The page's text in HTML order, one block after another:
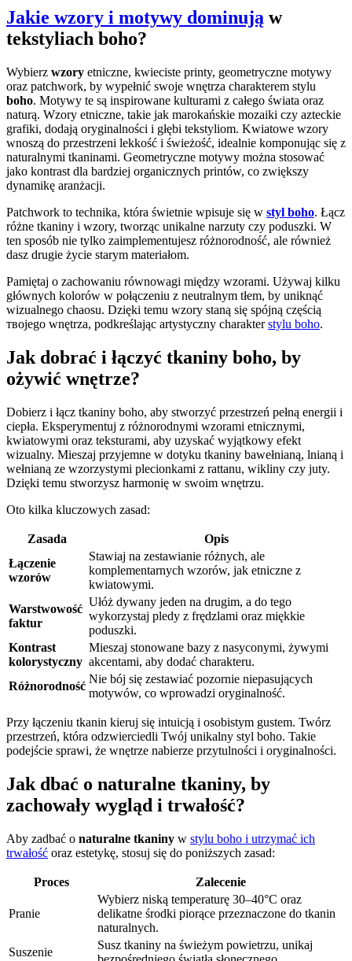
Jakie wzory i motywy dominują w
tekstyliach boho?
Wybierz wzory etniczne, kwieciste printy, geometryczne motywy
oraz patchwork, by wypełnić swoje wnętrza charakterem stylu
boho. Motywy te są inspirowane kulturami z całego świata oraz
naturą. Wzory etniczne, takie jak marokańskie mozaiki czy azteckie
grafiki, dodają oryginalności i głębi tekstyliom. Kwiatowe wzory
wnoszą do przestrzeni lekkość i świeżość, idealnie komponując się z
naturalnymi tkaninami. Geometryczne motywy można stosować
jako kontrast dla bardziej organicznych printów, co zwiększy
dynamikę aranżacji.
Patchwork to technika, która świetnie wpisuje się w styl boho. Łącz
różne tkaniny i wzory, tworząc unikalne narzuty czy poduszki. W
ten sposób nie tylko zaimplementujesz różnorodność, ale również
dasz drugie życie starym materiałom.
Pamiętaj o zachowaniu równowagi między wzorami. Używaj kilku
głównych kolorów w połączeniu z neutralnym tłem, by uniknąć
wizualnego chaosu. Dzięki temu wzory staną się spójną częścią
твоjego wnętrza, podkreślając artystyczny charakterstylu boho.
Jak dobrać i łączyć tkaniny boho, by
ożywić wnętrze?
Dobierz i łącz tkaniny boho, aby stworzyć przestrzeń pełną energii i
ciepła. Eksperymentuj z różnorodnymi wzorami etnicznymi,
kwiatowymi oraz teksturami, aby uzyskać wyjątkowy efekt
wizualny. Mieszaj przyjemne w dotyku tkaniny bawełnianą, lnianą i
wełnianą ze wzorzystymi plecionkami z rattanu, wikliny czy juty.
Dzięki temu stworzysz harmonię w swoim wnętrzu.
Oto kilka kluczowych zasad:
Zasada
Opis
Łączenie
wzorów
Stawiaj na zestawianie różnych, ale
komplementarnych wzorów, jak etniczne z
kwiatowymi.
Warstwowość
faktur
Ułóż dywany jeden na drugim, a do tego
wykorzystaj pledy z frędzlami oraz miękkie
poduszki.
Kontrast
kolorystyczny
Mieszaj stonowane bazy z nasyconymi, żywymi
akcentami, aby dodać charakteru.
Różnorodność
Nie bój się zestawiać pozornie niepasujących
motywów, co wprowadzi oryginalność.
Przy łączeniu tkanin kieruj się intuicją i osobistym gustem. Twórz
przestrzeń, która odzwierciedli Twój unikalny styl boho. Takie
podejście sprawi, że wnętrze nabierze przytulności i oryginalności.
Jak dbać o naturalne tkaniny, by
zachowały wygląd i trwałość?
Aby zadbać o naturalne tkaniny w stylu boho i utrzymać ich
trwałość oraz estetykę, stosuj się do poniższych zasad:
Proces Zalecenie
Pranie
Wybierz niską temperaturę 30–40°C oraz
delikatne środki piorące przeznaczone do tkanin
naturalnych.
Suszenie
Susz tkaniny na świeżym powietrzu, unikaj